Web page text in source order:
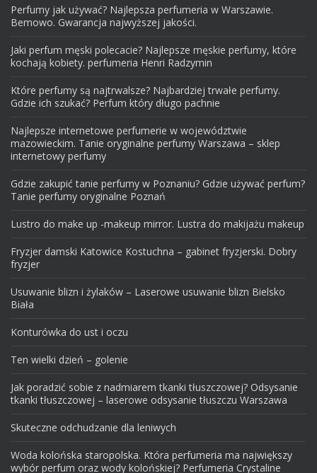
Perfumy jak używać? Najlepsza perfumeria w Warszawie.
Bemowo. Gwarancja najwyższej jakości.
Jaki perfum męski polecacie? Najlepsze męskie perfumy, które
kochają kobiety. perfumeria Henri Radzymin
Które perfumy są najtrwalsze? Najbardziej trwałe perfumy.
Gdzie ich szukać? Perfum który długo pachnie
Najlepsze internetowe perfumerie w województwie
mazowieckim. Tanie oryginalne perfumy Warszawa – sklep
internetowy perfumy
Gdzie zakupić tanie perfumy w Poznaniu? Gdzie używać perfum?
Tanie perfumy oryginalne Poznań
Lustro do make up -makeup mirror. Lustra do makijażu makeup
Fryzjer damski Katowice Kostuchna – gabinet fryzjerski. Dobry
fryzjer
Usuwanie blizn i żylaków – Laserowe usuwanie blizn Bielsko
Biała
Konturówka do ust i oczu
Ten wielki dzień – golenie
Jak poradzić sobie z nadmiarem tkanki tłuszczowej? Odsysanie
tkanki tłuszczowej – laserowe odsysanie tłuszczu Warszawa
Skuteczne odchudzanie dla leniwych
Woda kolońska staropolska. Która perfumeria ma największy
wybór perfum oraz wody kolońskiej? Perfumeria Crystaline